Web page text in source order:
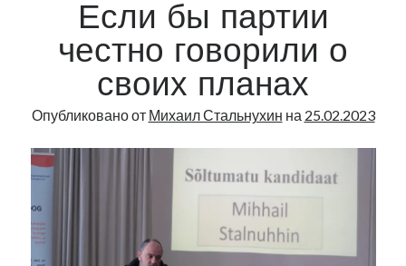
|
Narva
|
40
Если бы партии
честно говорили о
своих планах
Опубликовано от Михаил Стальнухин на 25.02.2023